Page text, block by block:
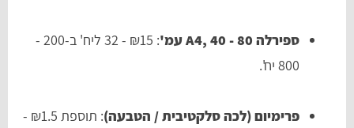
ספירלה A4, 40 - 80 עמ'
: ₪15 - 32 ליח' ב-200 -
800 יח'.
פרימיום (לכה סלקטיבית / הטבעה)
: תוספת ₪1.5 -